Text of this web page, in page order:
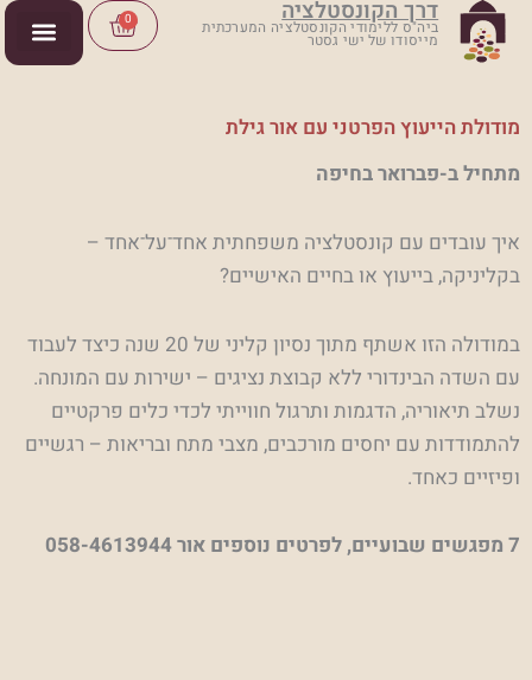
דילוג
לתוכן
דרך הקונסטלציה
ביה"ס ללימודי הקונסטלציה המערכתית
מייסודו של ישי גסטר
0
Cart
מודולת הייעוץ הפרטני עם אור גילת
מתחיל ב-פברואר בחיפה
איך עובדים עם קונסטלציה משפחתית אחד־על־אחד –
בקליניקה, בייעוץ או בחיים האישיים?
במודולה הזו אשתף מתוך נסיון קליני של 20 שנה כיצד לעבוד
עם השדה הבינדורי ללא קבוצת נציגים – ישירות עם המונחה.
נשלב תיאוריה, הדגמות ותרגול חווייתי לכדי כלים פרקטיים
להתמודדות עם יחסים מורכבים, מצבי מתח ובריאות – רגשיים
ופיזיים כאחד.
7 מפגשים שבועיים, לפרטים נוספים אור 058-4613944